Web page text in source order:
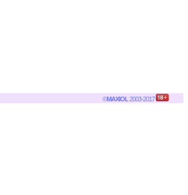
©MAXIOL2003-2017